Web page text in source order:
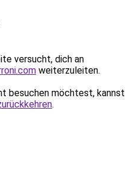
versucht, dich an
weiterzuleiten.
besuchen möchtest, kannst
.